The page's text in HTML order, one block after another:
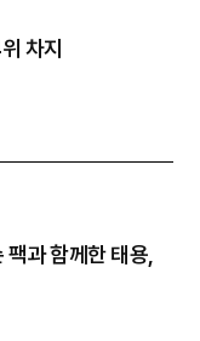
차지
과 함께한 태용,